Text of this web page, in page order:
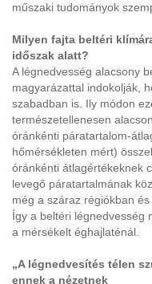
műszaki tudományok
Milyen fajta beltéri
időszak alatt?
A légnedvesség alacsony
magyarázattal indokolják,
szabadban is. Ily módon
természetellenesen
óránkénti páratartalom-
hőmérsékleten mért)
óránkénti átlagértékeknek
levegő páratartalmának
még a száraz régiókban
Így a beltéri légnedvesség
a mérsékelt éghajlaténál.
„A légnedvesítés télen
ennek a nézetnek